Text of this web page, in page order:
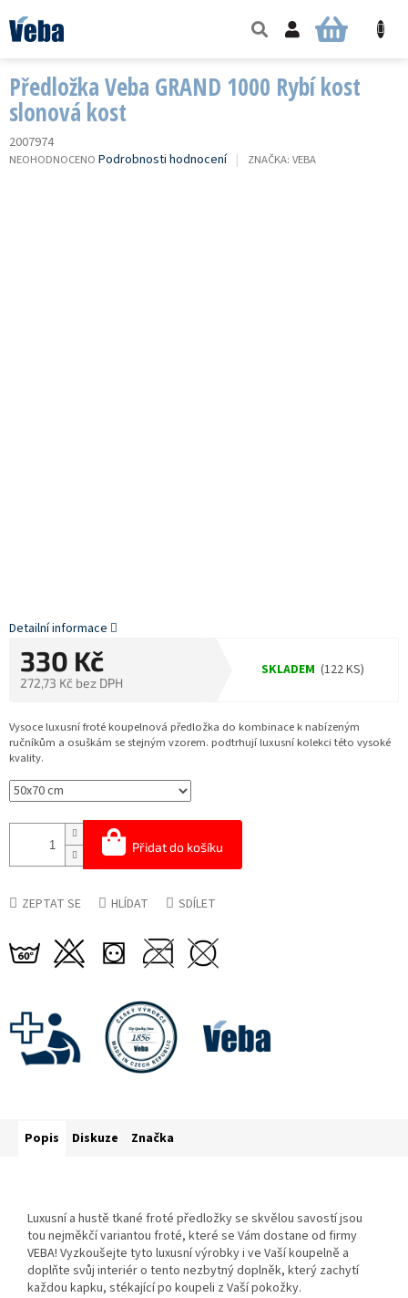
na
obsah
NÁKUPNÍ
Předložka Veba GRAND 1000 Rybí kost
slonová kost
2007974
PRŮMĚRNÉ
NEOHODNOCENO Podrobnosti hodnocení ZNAČKA: VEBA
330 Kč
272,73 Kč bez DPH
SKLADEM (122 KS)
Přidat do košíku
Vysoce luxusní froté koupelnová předložka do kombinace k nabízeným
ručníkům a osuškám se stejným vzorem. podtrhují luxusní kolekci této vysoké
kvality.
Detailní informace
ZEPTAT SE HLÍDAT SDÍLET
Popis Diskuze Značka
Luxusní a hustě tkané froté předložky se skvělou savostí jsou
tou nejměkčí variantou froté, které se Vám dostane od firmy
VEBA! Vyzkoušejte tyto luxusní výrobky i ve Vaší koupelně a
doplňte svůj interiér o tento nezbytný doplněk, který zachytí
každou kapku, stékající po koupeli z Vaší pokožky.